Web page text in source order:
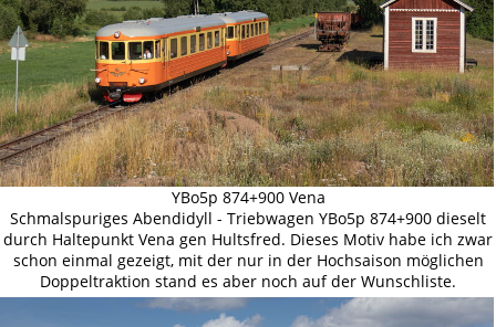
YBo5p 874+900 Vena
Schmalspuriges Abendidyll - Triebwagen YBo5p 874+900 dieselt
durch Haltepunkt Vena gen Hultsfred. Dieses Motiv habe ich zwar
schon einmal gezeigt, mit der nur in der Hochsaison möglichen
Doppeltraktion stand es aber noch auf der Wunschliste.